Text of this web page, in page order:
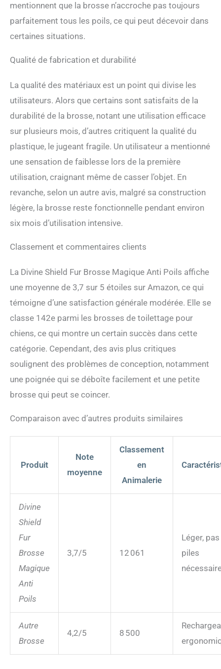
Mini brush altitude is only
13.5 cm, pull up to 22cm
exquisite. ପ Exquisite
with the color, suitable for
wardrobe, toys, pets, every
time you clean the mood
relaxation and comfort, full
of home and love. The
Gifts are also a great gift!
mentionnent que la brosse n’accroche pas toujours
parfaitement tous les poils, ce qui peut décevoir dans
certaines situations.
Qualité de fabrication et durabilité
La qualité des matériaux est un point qui divise les
utilisateurs. Alors que certains sont satisfaits de la
durabilité de la brosse, notant une utilisation efficace
sur plusieurs mois, d’autres critiquent la qualité du
plastique, le jugeant fragile. Un utilisateur a mentionné
une sensation de faiblesse lors de la première
utilisation, craignant même de casser l’objet. En
revanche, selon un autre avis, malgré sa construction
légère, la brosse reste fonctionnelle pendant environ
six mois d’utilisation intensive.
Classement et commentaires clients
La Divine Shield Fur Brosse Magique Anti Poils affiche
une moyenne de 3,7 sur 5 étoiles sur Amazon, ce qui
témoigne d’une satisfaction générale modérée. Elle se
classe 142e parmi les brosses de toilettage pour
chiens, ce qui montre un certain succès dans cette
catégorie. Cependant, des avis plus critiques
soulignent des problèmes de conception, notamment
une poignée qui se déboîte facilement et une petite
brosse qui peut se coincer.
Comparaison avec d’autres produits similaires
Produit
Note
moyenne
Classement
en
Animalerie
Divine
Shield
Fur
Brosse
Magique
Anti
Poils
3,7/5 12 061
Léger,
piles
Autre
Brosse
4,2/5 8 500